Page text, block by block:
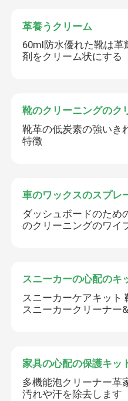
革養うクリーム
60ml防水優れた靴は
剤をクリーム状にする
靴のクリーニングのク
靴革の低炭素の強いき
特徴
車のワックスのスプレ
ダッシュボードのため
のクリーニングのワイ
スニーカーの心配のキ
スニーカーケアキット
スニーカークリーナー
家具の心配の保護キッ
多機能泡クリーナー革
汚れや汗を除去します